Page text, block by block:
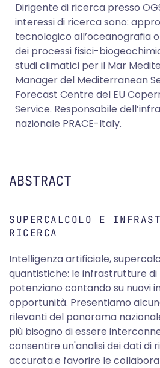
Dirigente di ricerca presso
interessi di ricerca sono:
tecnologico all’oceanografia
dei processi fisici-
studi climatici per il Mar
Manager del Mediterranean
Forecast Centre del EU
Service. Responsabile
nazionale PRACE-Italy.
ABSTRACT
SUPERCALCOLO E
RICERCA
Intelligenza artificiale,
quantistiche: le infrastrutture
potenziano contando su nuovi
opportunità. Presentiamo
rilevanti del panorama
più bisogno di essere
consentire un'analisi dei dati di
accurata.e favorire le